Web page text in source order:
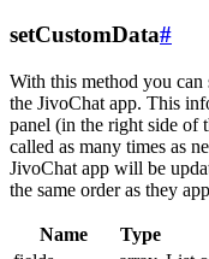
setCustomData#
With this method you
the JivoChat app. This
panel (in the right side of
called as many times as
JivoChat app will be
the same order as they
Name Type